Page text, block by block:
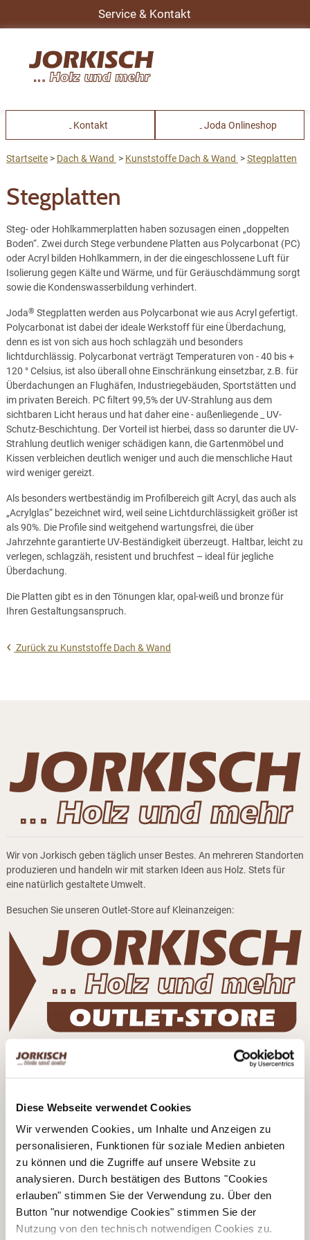
Diese Webseite verwendet Cookies
Wir verwenden Cookies, um Inhalte und Anzeigen zu
personalisieren, Funktionen für soziale Medien anbieten
zu können und die Zugriffe auf unsere Website zu
analysieren. Durch bestätigen des Buttons "Cookies
erlauben" stimmen Sie der Verwendung zu. Über den
Button "nur notwendige Cookies" stimmen Sie der
Nutzung von den technisch notwendigen Cookies zu.
Service & Kontakt
Kontakt Joda Onlineshop
Startseite Dach & Wand Kunststoffe Dach & Wand Stegplatten
Stegplatten
Steg- oder Hohlkammerplatten haben sozusagen einen „doppelten
Boden“. Zwei durch Stege verbundene Platten aus Polycarbonat (PC)
oder Acryl bilden Hohlkammern, in der die eingeschlossene Luft für
Isolierung gegen Kälte und Wärme, und für Geräuschdämmung sorgt
sowie die Kondenswasserbildung verhindert.
Joda® Stegplatten werden aus Polycarbonat wie aus Acryl gefertigt.
Polycarbonat ist dabei der ideale Werkstoff für eine Überdachung,
denn es ist von sich aus hoch schlagzäh und besonders
lichtdurchlässig. Polycarbonat verträgt Temperaturen von - 40 bis +
120 ° Celsius, ist also überall ohne Einschränkung einsetzbar, z.B. für
Überdachungen an Flughäfen, Industriegebäuden, Sportstätten und
im privaten Bereich. PC filtert 99,5% der UV-Strahlung aus dem
sichtbaren Licht heraus und hat daher eine - außenliegende _ UV-
Schutz-Beschichtung. Der Vorteil ist hierbei, dass so darunter die UV-
Strahlung deutlich weniger schädigen kann, die Gartenmöbel und
Kissen verbleichen deutlich weniger und auch die menschliche Haut
wird weniger gereizt.
Als besonders wertbeständig im Profilbereich gilt Acryl, das auch als
„Acrylglas“ bezeichnet wird, weil seine Lichtdurchlässigkeit größer ist
als 90%. Die Profile sind weitgehend wartungsfrei, die über
Jahrzehnte garantierte UV-Beständigkeit überzeugt. Haltbar, leicht zu
verlegen, schlagzäh, resistent und bruchfest – ideal für jegliche
Überdachung.
Die Platten gibt es in den Tönungen klar, opal-weiß und bronze für
Ihren Gestaltungsanspruch.
Zurück zu Kunststoffe Dach & Wand
Wir von Jorkisch geben täglich unser Bestes. An mehreren Standorten
produzieren und handeln wir mit starken Ideen aus Holz. Stets für
eine natürlich gestaltete Umwelt.
Besuchen Sie unseren Outlet-Store auf Kleinanzeigen:
Kontaktdaten
Hoken 15 - 19
Telefon:+49 (0)4328 178 0
Fax:+49 (0)4328 178 238
E-Mail: info@jorkisch.de
Folgen Sie dem Joda®-Marken-Onlineshop: